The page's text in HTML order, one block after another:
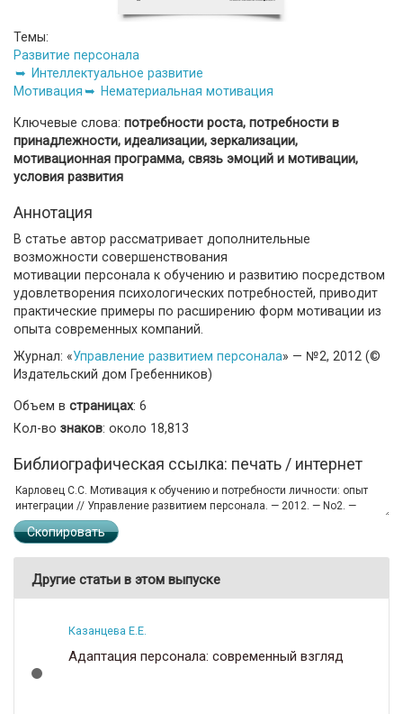
Темы:
Развитие персонала
Интеллектуальное развитие
Мотивация
Нематериальная мотивация
Ключевые слова: потребности роста, потребности в
принадлежности, идеализации, зеркализации,
мотивационная программа, связь эмоций и мотивации,
условия развития
Аннотация
В статье автор рассматривает дополнительные
возможности совершенствования
мотивации персонала к обучению и развитию посредством
удовлетворения психологических потребностей, приводит
практические примеры по расширению форм мотивации из
опыта современных компаний.
Журнал: «Управление развитием персонала» — №2, 2012 (©
Издательский дом Гребенников)
Объем в страницах: 6
Кол-во знаков: около 18,813
Библиографическая ссылка: печать / интернет
Скопировать
Другие статьи в этом выпуске
Казанцева Е.Е.
Адаптация персонала: современный взгляд